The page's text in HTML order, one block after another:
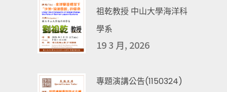
祖乾教授 中山大學海洋科
學系
19 3 月, 2026
專題演講公告(1150324)